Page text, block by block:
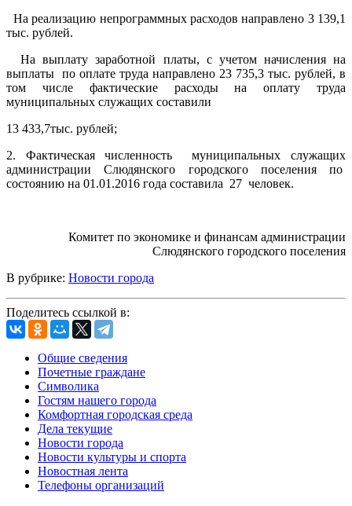
На реализацию непрограммных расходов направлено 3 139,1
тыс. рублей.
На выплату заработной платы, с учетом начисления на
выплаты по оплате труда направлено 23 735,3 тыс. рублей, в
том числе фактические расходы на оплату труда
муниципальных служащих составили
13 433,7тыс. рублей;
2. Фактическая численность муниципальных служащих
администрации Слюдянского городского поселения по
состоянию на 01.01.2016 года составила 27 человек.
Комитет по экономике и финансам администрации
Слюдянского городского поселения
В рубрике: Новости города
Поделитесь ссылкой в:
Общие сведения
Почетные граждане
Символика
Гостям нашего города
Комфортная городская среда
Дела текущие
Новости города
Новости культуры и спорта
Новостная лента
Телефоны организаций